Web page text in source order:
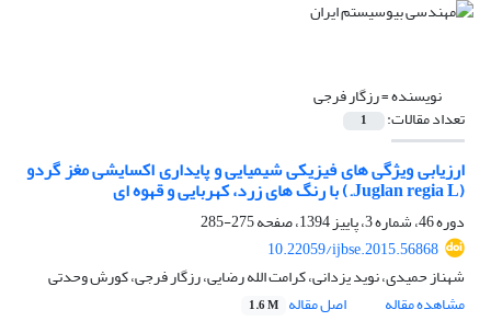
نویسنده =رزگار فرجی
تعداد مقالات: 1
‌ارزیابی ویژگی های فیزیکی شیمیایی و پایداری اکسایشی مغز گردو
(Juglan regia L.) با رنگ های زرد، کهربایی و قهوه ای
دوره 46، شماره 3، پاییز 1394، صفحه
275-285
10.22059/ijbse.2015.56868
شهناز حمیدی، نوید یزدانی، کرامت الله رضایی، رزگار فرجی، کورش وحدتی
مشاهده مقاله
اصل مقاله 1.6 M